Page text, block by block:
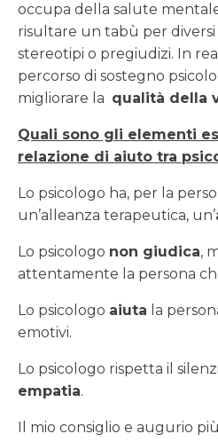
occupa della salute
risultare un tabù per
stereotipi o pregiudizi. In
percorso di sostegno
migliorare la qualità della
Quali sono gli elementi
relazione di aiuto tra
Lo psicologo ha, per la
un’alleanza terapeutica, un’
Lo psicologo non giudica,
attentamente la persona
Lo psicologo aiuta la
emotivi.
Lo psicologo rispetta il
empatia.
Il mio consiglio e augurio